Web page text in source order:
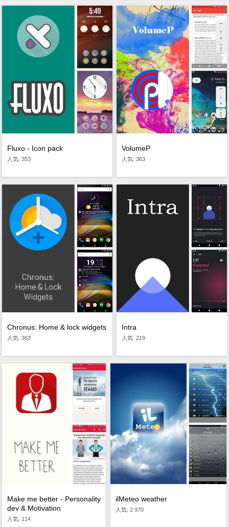
Fluxo - Icon pack
人気: 353
VolumeP
人気: 363
Chronus: Home & lock widgets
人気: 363
Intra
人気: 219
Make me better - Personality
dev & Motivation
人気: 114
ilMeteo weather
人気: 2 970